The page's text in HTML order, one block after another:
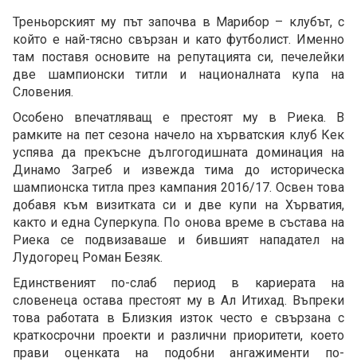
Треньорският му път започва в Марибор – клубът, с
който е най-тясно свързан и като футболист. Именно
там поставя основите на репутацията си, печелейки
две шампионски титли и националната купа на
Словения.
Особено впечатляващ е престоят му в Риека. В
рамките на пет сезона начело на хърватския клуб Кек
успява да прекъсне дългогодишната доминация на
Динамо Загреб и извежда тима до историческа
шампионска титла през кампания 2016/17. Освен това
добавя към визитката си и две купи на Хърватия,
както и една Суперкупа. По онова време в състава на
Риека се подвизаваше и бившият нападател на
Лудогорец Роман Безяк.
Единственият по-слаб период в кариерата на
словенеца остава престоят му в Ал Итихад. Въпреки
това работата в Близкия изток често е свързана с
краткосрочни проекти и различни приоритети, което
прави оценката на подобни ангажименти по-